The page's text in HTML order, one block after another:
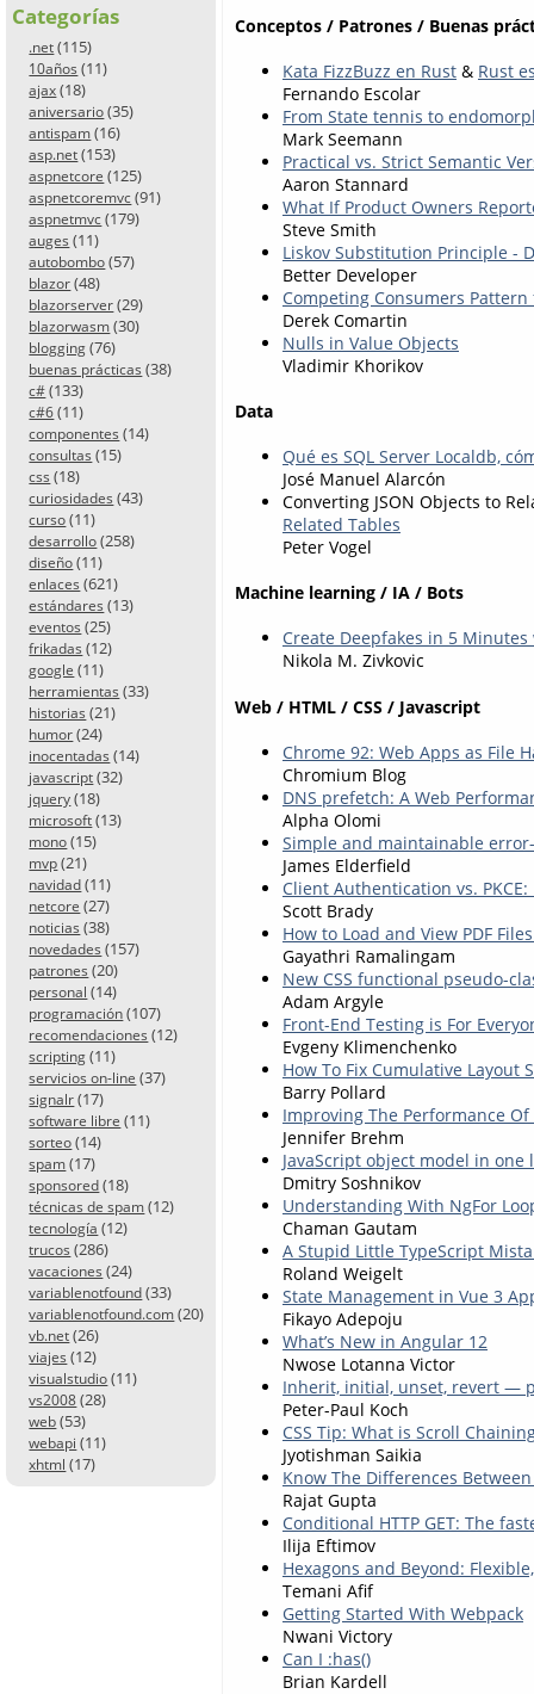
Categorías
.net (115)
10años (11)
ajax (18)
aniversario (35)
antispam (16)
asp.net (153)
aspnetcore (125)
aspnetcoremvc (91)
aspnetmvc (179)
auges (11)
autobombo (57)
blazor (48)
blazorserver (29)
blazorwasm (30)
blogging (76)
buenas prácticas (38)
c# (133)
c#6 (11)
componentes (14)
consultas (15)
css (18)
curiosidades (43)
curso (11)
desarrollo (258)
diseño (11)
enlaces (621)
estándares (13)
eventos (25)
frikadas (12)
google (11)
herramientas (33)
historias (21)
humor (24)
inocentadas (14)
javascript (32)
jquery (18)
microsoft (13)
mono (15)
mvp (21)
navidad (11)
netcore (27)
noticias (38)
novedades (157)
patrones (20)
personal (14)
programación (107)
recomendaciones (12)
scripting (11)
servicios on-line (37)
signalr (17)
software libre (11)
sorteo (14)
spam (17)
sponsored (18)
técnicas de spam (12)
tecnología (12)
trucos (286)
vacaciones (24)
variablenotfound (33)
variablenotfound.com (20)
vb.net (26)
viajes (12)
visualstudio (11)
vs2008 (28)
web (53)
webapi (11)
xhtml (17)
Conceptos / Patrones / Buenas
Kata FizzBuzz en Rust & Rust
Fernando Escolar
From State tennis to
Mark Seemann
Practical vs. Strict Semantic
Aaron Stannard
What If Product Owners
Steve Smith
Liskov Substitution Principle -
Better Developer
Competing Consumers
Derek Comartin
Nulls in Value Objects
Vladimir Khorikov
Data
Qué es SQL Server Localdb,
José Manuel Alarcón
Converting JSON Objects to
Related Tables
Peter Vogel
Machine learning / IA / Bots
Create Deepfakes in 5
Nikola M. Zivkovic
Web / HTML / CSS / Javascript
Chrome 92: Web Apps as File
Chromium Blog
DNS prefetch: A Web
Alpha Olomi
Simple and maintainable
James Elderfield
Client Authentication vs.
Scott Brady
How to Load and View PDF
Gayathri Ramalingam
New CSS functional pseudo-
Adam Argyle
Front-End Testing is For
Evgeny Klimenchenko
How To Fix Cumulative Layout
Barry Pollard
Improving The Performance
Jennifer Brehm
JavaScript object model in one
Dmitry Soshnikov
Understanding With NgFor
Chaman Gautam
A Stupid Little TypeScript
Roland Weigelt
State Management in Vue 3
Fikayo Adepoju
What’s New in Angular 12
Nwose Lotanna Victor
Inherit, initial, unset, revert —
Peter-Paul Koch
CSS Tip: What is Scroll
Jyotishman Saikia
Know The Differences
Rajat Gupta
Conditional HTTP GET: The
Ilija Eftimov
Hexagons and Beyond:
Temani Afif
Getting Started With Webpack
Nwani Victory
Can I :has()
Brian Kardell